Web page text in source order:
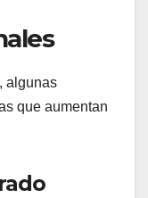
algunas
que aumentan